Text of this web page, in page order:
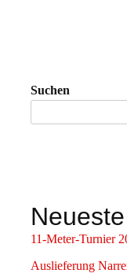
Suchen
11-Meter-Turnier
Auslieferung